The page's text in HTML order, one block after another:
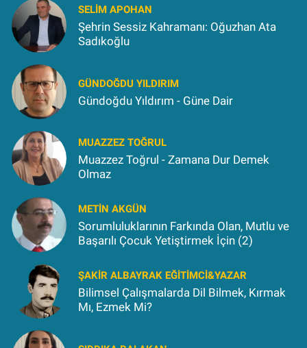
SELIM APOHAN
Şehrin Sessiz Kahramanı: Oğuzhan Ata
Sadıkoğlu
GÜNDOĞDU YILDIRIM
Gündoğdu Yıldırım - Güne Dair
MUAZZEZ TOĞRUL
Muazzez Toğrul - Zamana Dur Demek
Olmaz
METIN AKGÜN
Sorumluluklarının Farkında Olan, Mutlu ve
Başarılı Çocuk Yetiştirmek İçin (2)
ŞAKIR ALBAYRAK EĞITIMCI&YAZAR
Bilimsel Çalışmalarda Dil Bilmek, Kırmak
Mı, Ezmek Mi?